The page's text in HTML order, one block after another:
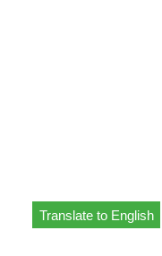
Translate to English